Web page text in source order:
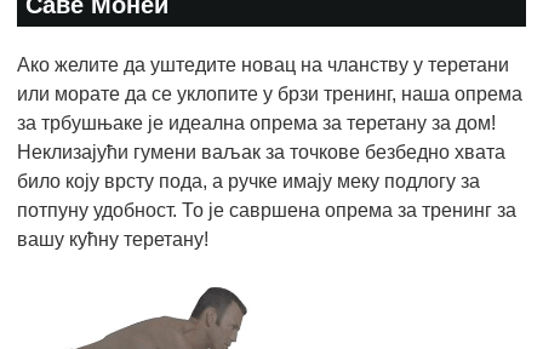
Ако желите да уштедите новац на чланству у теретани
или морате да се уклопите у брзи тренинг, наша опрема
за трбушњаке је идеална опрема за теретану за дом!
Неклизајући гумени ваљак за точкове безбедно хвата
било коју врсту пода, а ручке имају меку подлогу за
потпуну удобност. То је савршена опрема за тренинг за
вашу кућну теретану!